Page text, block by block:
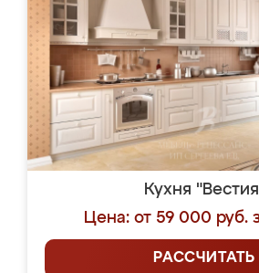
Кухня
Цена: от 59 000 руб.
РАССЧИТАТЬ